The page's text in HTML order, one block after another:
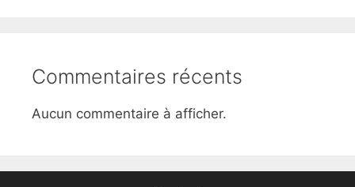
Commentaires récents
Aucun commentaire à afficher.